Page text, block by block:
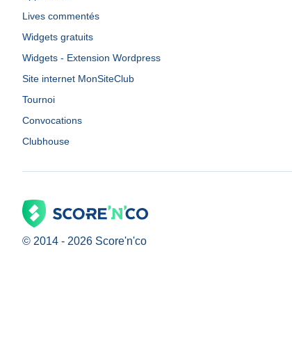
Lives commentés
Widgets gratuits
Widgets - Extension Wordpress
Site internet MonSiteClub
Tournoi
Convocations
Clubhouse
© 2014 - 2026 Score'n'co